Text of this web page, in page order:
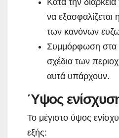
να
των κανόνων
Συμμόρφωση στα
σχέδια των
αυτά υπάρχουν.
Ύψος
Το μέγιστο ύψος
εξής: